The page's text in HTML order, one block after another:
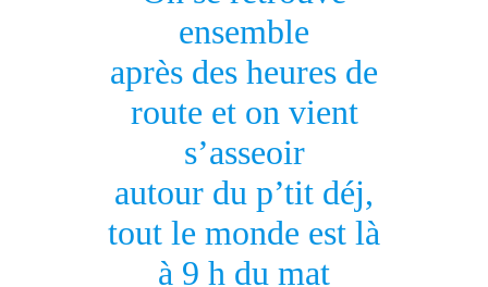
ensemble
après des heures de
route et on vient
s’asseoir
autour du p’tit déj,
tout le monde est là
à 9 h du mat